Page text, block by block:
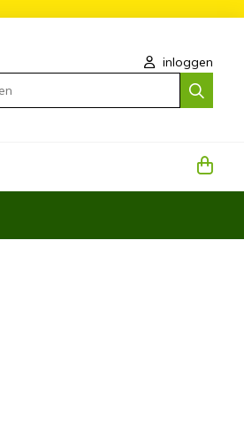
inloggen